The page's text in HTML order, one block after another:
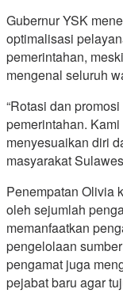
Gubernur YSK
optimalisasi
pemerintahan,
mengenal seluruh
“Rotasi dan
pemerintahan.
menyesuaikan diri
masyarakat
Penempatan Olivia
oleh sejumlah
memanfaatkan
pengelolaan
pengamat juga
pejabat baru agar